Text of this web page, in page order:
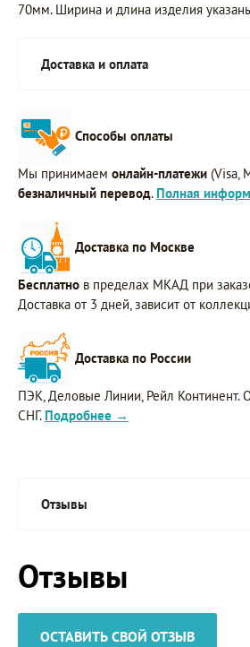
70мм. Ширина и длина изделия
Доставка и оплата
Способы оплаты
Мы принимаем онлайн-платежи (Visa,
безналичный перевод. Полная
Доставка по Москве
Бесплатно в пределах МКАД при
Доставка от 3 дней, зависит от
Доставка по России
ПЭК, Деловые Линии, Рейл Континент.
СНГ. Подробнее →
Отзывы
Отзывы
ОСТАВИТЬ СВОЙ ОТЗЫВ